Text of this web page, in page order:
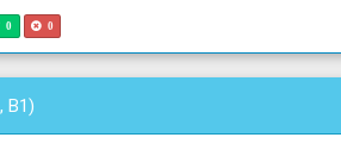
0 0
B1)